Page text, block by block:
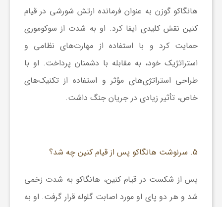
هانگاکو گوزن به عنوان فرمانده ارتش شورشی در قیام
کنین نقش کلیدی ایفا کرد. او به شدت از سوکوموری
حمایت کرد و با استفاده از مهارت‌های نظامی و
استراتژیک خود، به مقابله با دشمنان پرداخت. او با
طراحی استراتژی‌های مؤثر و استفاده از تکنیک‌های
خاص، تأثیر زیادی در جریان جنگ داشت.
5. سرنوشت هانگاکو پس از قیام کنین چه شد؟
پس از شکست در قیام کنین، هانگاکو به شدت زخمی
شد و هر دو پای او مورد اصابت گلوله قرار گرفت. او به